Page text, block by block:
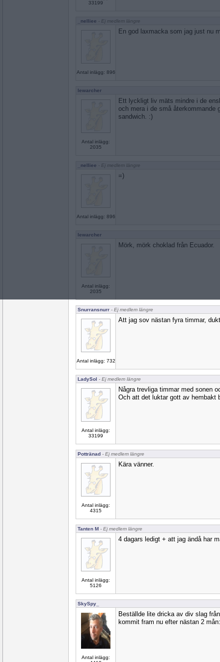
33199
_nelliee - Ej medlem längre
Antal inlägg: 896
En god laxmacka som jag just nu
lewarcher
Antal inlägg:
2035
Ett lyckligt liv mäts mindre i de
och mera i de små återkommande
sandwich. :)
_nelliee - Ej medlem längre
Antal inlägg: 896
=)
lewarcher
Antal inlägg:
2035
Mörk, mörk choklad från Ecuador.
Snurransnurr - Ej medlem längre
Antal inlägg: 732
Att jag sov nästan fyra timmar,
LadySol - Ej medlem längre
Antal inlägg:
33199
Några trevliga timmar med sonen
Och att det luktar gott av hembakt
Pottränad - Ej medlem längre
Antal inlägg:
4315
Kära vänner.
Tanten M - Ej medlem längre
Antal inlägg:
5126
4 dagars ledigt + att jag ändå har
SkySpy_
Antal inlägg:
Beställde lite dricka av div slag
kommit fram nu efter nästan 2